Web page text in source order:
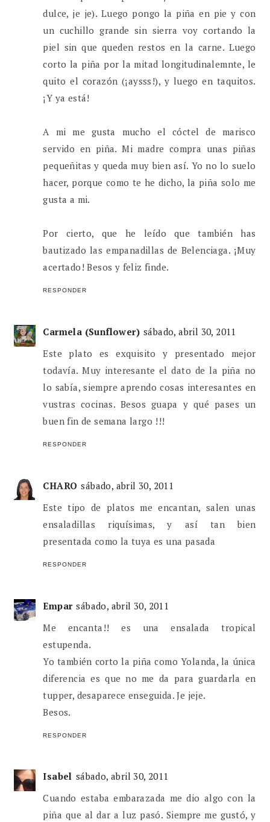
dulce, je je). Luego pongo la piña en pie y con
un cuchillo grande sin sierra voy cortando la
piel sin que queden restos en la carne. Luego
corto la piña por la mitad longitudinalemnte, le
quito el corazón (¡aysss!), y luego en taquitos.
¡Y ya está!
A mi me gusta mucho el cóctel de marisco
servido en piña. Mi madre compra unas piñas
pequeñitas y queda muy bien así. Yo no lo suelo
hacer, porque como te he dicho, la piña solo me
gusta a mi.
Por cierto, que he leído que también has
bautizado las empanadillas de Belenciaga. ¡Muy
acertado! Besos y feliz finde.
RESPONDER
Carmela (Sunflower) sábado, abril 30, 2011
Este plato es exquisito y presentado mejor
todavía. Muy interesante el dato de la piña no
lo sabía, siempre aprendo cosas interesantes en
vustras cocinas. Besos guapa y qué pases un
buen fin de semana largo !!!
RESPONDER
CHARO sábado, abril 30, 2011
Este tipo de platos me encantan, salen unas
ensaladillas riquísimas, y así tan bien
presentada como la tuya es una pasada
RESPONDER
Empar sábado, abril 30, 2011
Me encanta!! es una ensalada tropical
estupenda.
Yo también corto la piña como Yolanda, la única
diferencia es que no me da para guardarla en
tupper, desaparece enseguida. Je jeje.
Besos.
RESPONDER
Isabel sábado, abril 30, 2011
Cuando estaba embarazada me dio algo con la
piña que al dar a luz pasó. Siempre me gustó, y